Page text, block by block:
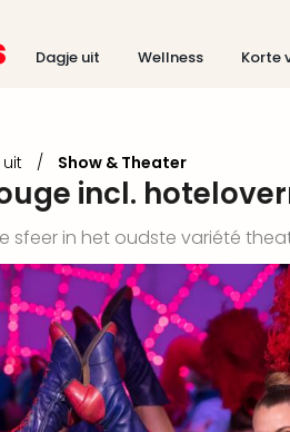
Dagje uit Wellness Korte
/ Show & Theater
incl.
sfeer in het oudste variété